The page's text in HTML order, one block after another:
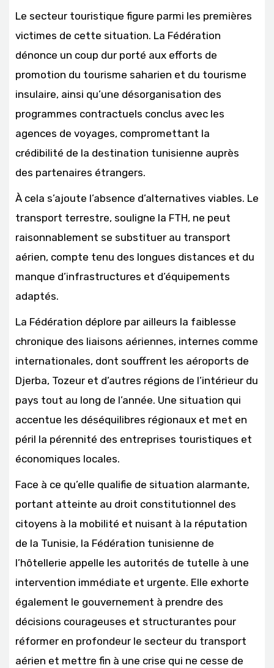
Le secteur touristique figure parmi les premières
victimes de cette situation. La Fédération
dénonce un coup dur porté aux efforts de
promotion du tourisme saharien et du tourisme
insulaire, ainsi qu’une désorganisation des
programmes contractuels conclus avec les
agences de voyages, compromettant la
crédibilité de la destination tunisienne auprès
des partenaires étrangers.
À cela s’ajoute l’absence d’alternatives viables. Le
transport terrestre, souligne la FTH, ne peut
raisonnablement se substituer au transport
aérien, compte tenu des longues distances et du
manque d’infrastructures et d’équipements
adaptés.
La Fédération déplore par ailleurs la faiblesse
chronique des liaisons aériennes, internes comme
internationales, dont souffrent les aéroports de
Djerba, Tozeur et d’autres régions de l’intérieur du
pays tout au long de l’année. Une situation qui
accentue les déséquilibres régionaux et met en
péril la pérennité des entreprises touristiques et
économiques locales.
Face à ce qu’elle qualifie de situation alarmante,
portant atteinte au droit constitutionnel des
citoyens à la mobilité et nuisant à la réputation
de la Tunisie, la Fédération tunisienne de
l’hôtellerie appelle les autorités de tutelle à une
intervention immédiate et urgente. Elle exhorte
également le gouvernement à prendre des
décisions courageuses et structurantes pour
réformer en profondeur le secteur du transport
aérien et mettre fin à une crise qui ne cesse de